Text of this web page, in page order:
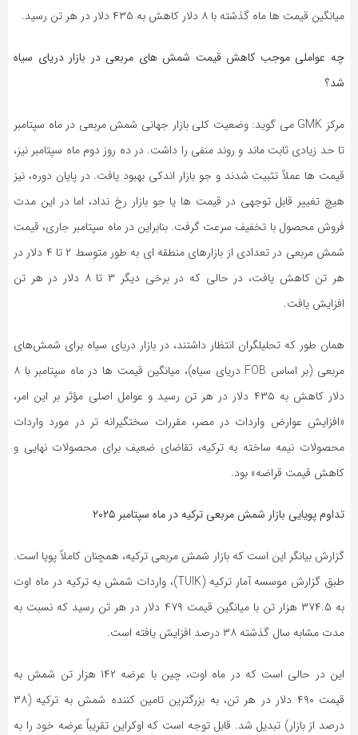
میانگین قیمت‌ ها ماه گذشته با ۸ دلار کاهش به ۴۳۵ دلار در هر تن رسید.
چه عواملی موجب کاهش قیمت شمش های مربعی در بازار دریای سیاه
شد؟
مرکز GMK می گوید: وضعیت کلی بازار جهانی شمش مربعی در ماه سپتامبر
تا حد زیادی ثابت ماند و روند منفی را داشت. در ده روز دوم ماه سپتامبر نیز،
قیمت‌ ها عملاً تثبیت شدند و جو بازار اندکی بهبود یافت. در پایان دوره، نیز
هیچ تغییر قابل توجهی در قیمت‌ ها یا جو بازار رخ نداد، اما در این مدت
فروش محصول با تخفیف سرعت گرفت. بنابراین در ماه سپتامبر جاری، قیمت
شمش مربعی در تعدادی از بازارهای منطقه ‌ای به طور متوسط ‌۲ تا ۴ دلار در
هر تن کاهش یافت، در حالی که در برخی دیگر ۳ تا ۸ دلار در هر تن
افزایش یافت.
همان طور که تحلیلگران انتظار داشتند، در بازار دریای سیاه برای شمش‌های
مربعی (بر اساس FOB دریای سیاه)، میانگین قیمت‌ ها در ماه سپتامبر با ۸
دلار کاهش به ۴۳۵ دلار در هر تن رسید و عوامل اصلی مؤثر بر این امر،
«افزایش عوارض واردات در مصر، مقررات سختگیرانه ‌تر در مورد واردات
محصولات نیمه‌ ساخته به ترکیه، تقاضای ضعیف برای محصولات نهایی و
کاهش قیمت قراضه» بود.
تداوم پویایی بازار شمش مربعی ترکیه در ماه سپتامبر ۲۰۲۵
گزارش بیانگر این است که بازار شمش مربعی ترکیه، همچنان کاملاً پویا است.
طبق گزارش موسسه آمار ترکیه (TUIK)، واردات شمش به ترکیه در ماه اوت
به ۳۷۴.۵ هزار تن با میانگین قیمت ۴۷۹ دلار در هر تن رسید که نسبت به
مدت مشابه سال گذشته ۳۸ درصد افزایش یافته است.
این در حالی است که در ماه اوت، چین با عرضه ۱۴۲ هزار تن شمش به
قیمت ۴۹۰ دلار در هر تن، به بزرگترین تامین کننده شمش به ترکیه (۳۸
درصد از بازار) تبدیل شد. قابل توجه است که اوکراین تقریباً عرضه خود را به